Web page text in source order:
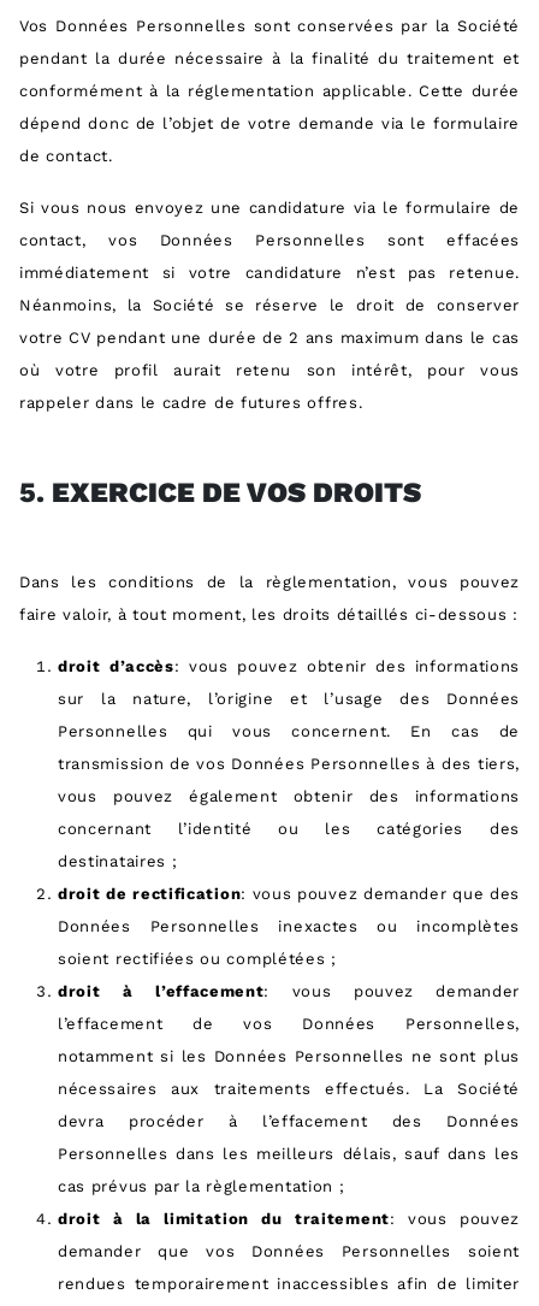
Vos Données Personnelles sont conservées par la Société
pendant la durée nécessaire à la finalité du traitement et
conformément à la réglementation applicable. Cette durée
dépend donc de l’objet de votre demande via le formulaire
de contact.
Si vous nous envoyez une candidature via le formulaire de
contact, vos Données Personnelles sont effacées
immédiatement si votre candidature n’est pas retenue.
Néanmoins, la Société se réserve le droit de conserver
votre CV pendant une durée de 2 ans maximum dans le cas
où votre profil aurait retenu son intérêt, pour vous
rappeler dans le cadre de futures offres.
5. EXERCICE DE VOS DROITS
Dans les conditions de la règlementation, vous pouvez
faire valoir, à tout moment, les droits détaillés ci-dessous :
droit d’accès: vous pouvez obtenir des informations
sur la nature, l’origine et l’usage des Données
Personnelles qui vous concernent. En cas de
transmission de vos Données Personnelles à des tiers,
vous pouvez également obtenir des informations
concernant l’identité ou les catégories des
destinataires ;
droit de rectification: vous pouvez demander que des
Données Personnelles inexactes ou incomplètes
soient rectifiées ou complétées ;
droit à l’effacement: vous pouvez demander
l’effacement de vos Données Personnelles,
notamment si les Données Personnelles ne sont plus
nécessaires aux traitements effectués. La Société
devra procéder à l’effacement des Données
Personnelles dans les meilleurs délais, sauf dans les
cas prévus par la règlementation ;
droit à la limitation du traitement: vous pouvez
demander que vos Données Personnelles soient
rendues temporairement inaccessibles afin de limiter